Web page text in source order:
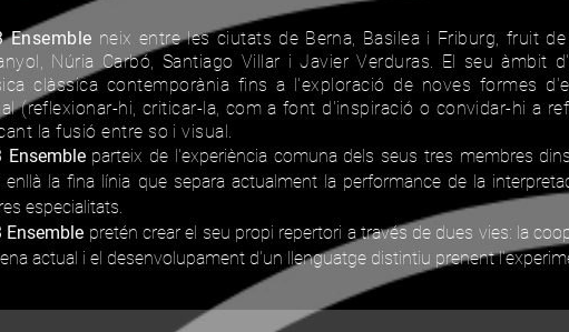
Ensemble neix entre les ciutats de Berna, Basilea i Friburg, fruit
Núria Carbó, Santiago Villar i Javier Verduras. El seu àmbit
clàssica contemporània fins a l'exploració de noves formes
(reflexionar-hi, criticar-la, com a font d'inspiració o convidar-hi a
la fusió entre so i visual.
Ensembleparteix de l'experiència comuna dels seus tres membres
enllà la fina línia que separa actualment la performance de la
especialitats.
Ensemble pretén crear el seu propi repertori a través de dues vies: la
actual i el desenvolupament d'un llenguatge distintiu prenent